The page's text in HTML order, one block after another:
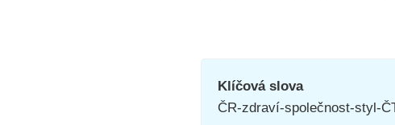
Klíčová slova
ČR-zdraví-společnost-styl-